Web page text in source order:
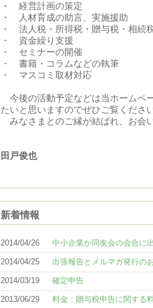
・ 経営計画の策定
・ 人材育成の助言、実施援助
・ 法人税・所得税・贈与税・相続
・ 資金繰り支援
・ セミナーの開催
・ 書籍・コラムなどの執筆
・ マスコミ取材対応
今後の活動予定などは当ホームペ
たいと思いますのでぜひご覧ください
みなさまとのご縁が結ばれ、お会
たど俊也税理
田戸俊也
新着情報
2014/04/26 中小企業か同友会の会合に
2014/04/25 出張報告とメルマガ発行の
2014/03/19 確定申告
2013/06/29 料金：贈与税申告に関する